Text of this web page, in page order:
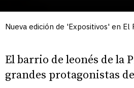
Nueva edición de 'Expositivos' en El
El barrio de leonés de la
grandes protagonistas